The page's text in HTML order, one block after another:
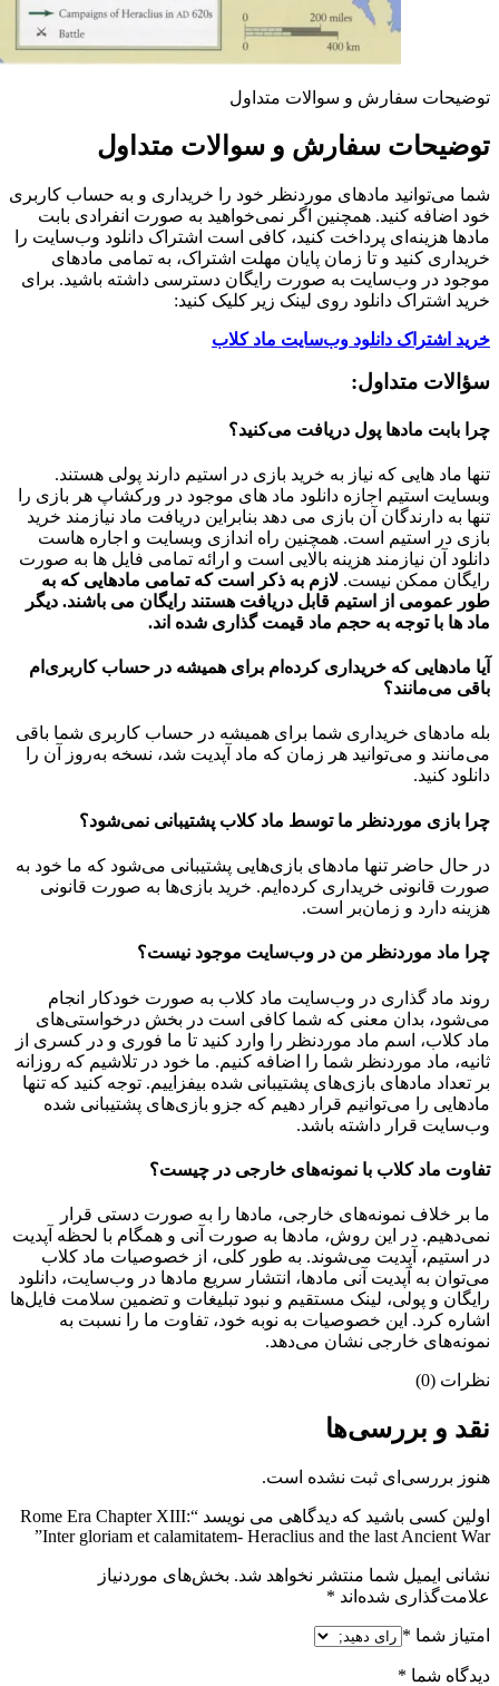
توضیحات سفارش و سوالات متداول
توضیحات سفارش و سوالات متداول
شما می‌توانید مادهای موردنظر خود را خریداری و به حساب کاربری
خود اضافه کنید. همچنین اگر نمی‌خواهید به صورت انفرادی بابت
مادها هزینه‌ای پرداخت کنید، کافی است اشتراک دانلود وب‌سایت را
خریداری کنید و تا زمان پایان مهلت اشتراک، به تمامی مادهای
موجود در وب‌سایت به صورت رایگان دسترسی داشته باشید. برای
خرید اشتراک دانلود روی لینک زیر کلیک کنید:
خرید اشتراک دانلود وب‌سایت ماد کلاب
سؤالات متداول:
چرا بابت مادها پول دریافت می‌کنید؟
تنها ماد هایی که نیاز به خرید بازی در استیم دارند پولی هستند.
وبسایت استیم اجازه دانلود ماد های موجود در ورکشاپ هر بازی را
تنها به دارندگان آن بازی می دهد بنابراین دریافت ماد نیازمند خرید
بازی در استیم است. همچنین راه اندازی وبسایت و اجاره هاست
دانلود آن نیازمند هزینه بالایی است و ارائه تمامی فایل ها به صورت
رایگان ممکن نیست. لازم به ذکر است که تمامی مادهایی که به
طور عمومی از استیم قابل دریافت هستند رایگان می باشند. دیگر
ماد ها با توجه به حجم ماد قیمت گذاری شده اند.
آیا مادهایی که خریداری کرده‌ام برای همیشه در حساب‌ کاربری‌ام
باقی می‌مانند؟
بله مادهای خریداری شما برای همیشه در حساب کاربری شما باقی
می‌مانند و می‌توانید هر زمان که ماد آپدیت شد، نسخه به‌روز آن را
دانلود کنید.
چرا بازی موردنظر ما توسط ماد کلاب پشتیبانی نمی‌شود؟
در حال حاضر تنها مادهای بازی‌هایی پشتیبانی می‌شود که ما خود به
صورت قانونی خریداری کرده‌ایم. خرید بازی‌ها به صورت قانونی
هزینه دارد و زمان‌بر است.
چرا ماد موردنظر من در وب‌سایت موجود نیست؟
روند ماد گذاری در وب‌سایت ماد کلاب به صورت خودکار انجام
می‌شود، بدان معنی که شما کافی است در بخش درخواستی‌های
ماد کلاب، اسم ماد موردنظر را وارد کنید تا ما فوری و در کسری از
ثانیه، ماد موردنظر شما را اضافه کنیم. ما خود در تلاشیم که روزانه
بر تعداد مادهای بازی‌های پشتیبانی شده بیفزاییم. توجه کنید که تنها
مادهایی را می‌توانیم قرار دهیم که جزو بازی‌های پشتیبانی شده
وب‌سایت قرار داشته باشد.
تفاوت ماد کلاب با نمونه‌های خارجی در چیست؟
ما بر خلاف نمونه‌های خارجی، مادها را به صورت دستی قرار
نمی‌دهیم. در این روش، مادها به صورت آنی و همگام با لحظه آپدیت
در استیم، آپدیت می‌شوند. به طور کلی، از خصوصیات ماد کلاب
می‌‌توان به آپدیت آنی مادها، انتشار سریع مادها در وب‌سایت، دانلود
رایگان و پولی، لینک مستقیم و نبود تبلیغات و تضمین سلامت فایل‌ها
اشاره کرد. این خصوصیات به نوبه خود، تفاوت ما را نسبت به
نمونه‌های خارجی نشان می‌دهد.
نظرات (0)
نقد و بررسی‌ها
هنوز بررسی‌ای ثبت نشده است.
اولین کسی باشید که دیدگاهی می نویسد “Rome Era Chapter XIII:
Inter gloriam et calamitatem- Heraclius and the last Ancient War”
نشانی ایمیل شما منتشر نخواهد شد. بخش‌های موردنیاز
علامت‌گذاری شده‌اند *
امتیاز شما *
دیدگاه شما *